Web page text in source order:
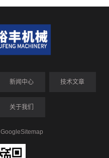
新闻中心 技术文章
关于我们
GoogleSitemap